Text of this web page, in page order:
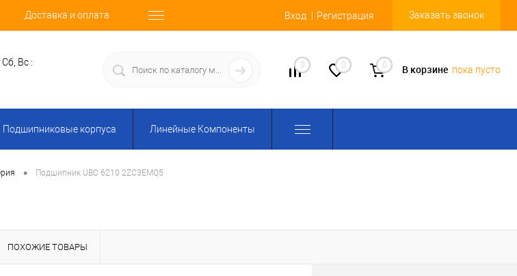
Доставка и оплата Вход Регистрация Заказать звонок
Сб, Вс :
0 0 0 В корзине пока пусто
Подшипниковые корпуса Линейные Компоненты
• Подшипник UBC 6210 2ZC3EMQ5
ПОХОЖИЕ ТОВАРЫ